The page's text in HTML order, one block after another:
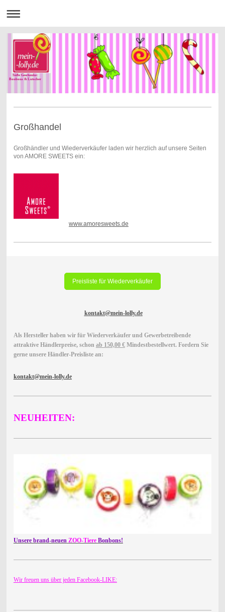
Süße Geschenke:
Bonbons & Lutscher
Großhandel
Großhändler und Wiederverkäufer laden wir herzlich auf unsere Seiten
von AMORE SWEETS ein:
www.amoresweets.de
Preisliste für Wiederverkäufer
kontakt@mein-lolly.de
Als Hersteller haben wir für Wiederverkäufer und Gewerbetreibende
attraktive Händlerpreise, schon ab 150,00 €Mindestbestellwert. Fordern Sie
gerne unsere Händler-Preisliste an:
kontakt@mein-lolly.de
NEUHEITEN:
Unsere brand-neuen ZOO-Tiere Bonbons!
Wir freuen uns über jeden Facebook-LIKE: